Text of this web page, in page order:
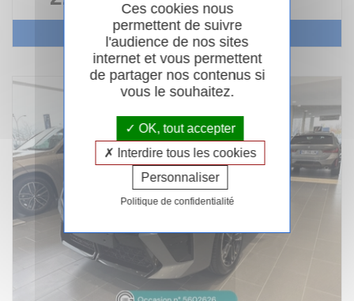
Voir le véhicule
Ces cookies nous
permettent de suivre
l'audience de nos sites
internet et vous permettent
de partager nos contenus si
vous le souhaitez.
OK, tout accepter
Interdire tous les cookies
Personnaliser
Politique de confidentialité